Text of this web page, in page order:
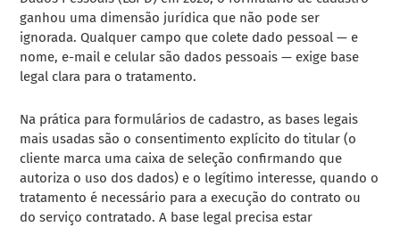
ganhou uma dimensão jurídica que não pode ser
ignorada. Qualquer campo que colete dado pessoal — e
nome, e-mail e celular são dados pessoais — exige base
legal clara para o tratamento.
Na prática para formulários de cadastro, as bases legais
mais usadas são o consentimento explícito do titular (o
cliente marca uma caixa de seleção confirmando que
autoriza o uso dos dados) e o legítimo interesse, quando o
tratamento é necessário para a execução do contrato ou
do serviço contratado. A base legal precisa estar